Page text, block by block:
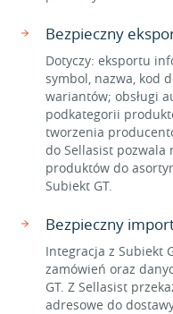
Bezpieczny
Dotyczy: eksportu
symbol, nazwa, kod
wariantów; obsługi
podkategorii
tworzenia
do Sellasist pozwala
produktów do
Subiekt GT.
Bezpieczny
Integracja z Subiekt
zamówień oraz
GT. Z Sellasist
adresowe do